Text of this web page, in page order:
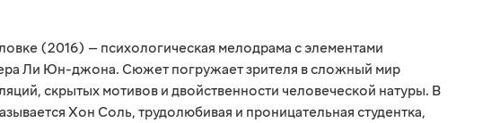
(2016) — психологическая мелодрама с элементами
Ли Юн-джона. Сюжет погружает зрителя в сложный мир
скрытых мотивов и двойственности человеческой натуры. В
Хон Соль, трудолюбивая и проницательная студентка,